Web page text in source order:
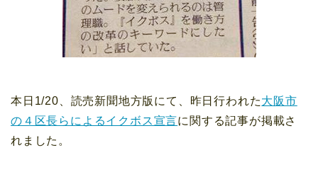
本日1/20、読売新聞地方版にて、昨日行われた大阪市
の４区長らによるイクボス宣言に関する記事が掲載さ
れました。